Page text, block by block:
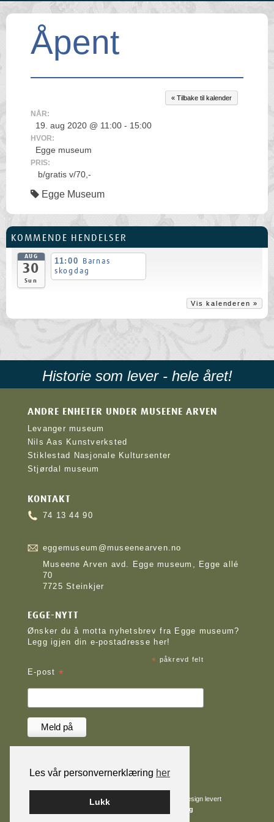
Les vår personvernerklæring her
Lukk
Åpent
« Tilbake til kalender
NÅR:
19. aug 2020 @ 11:00 - 15:00
HVOR:
Egge museum
PRIS:
b/gratis v/70,-
Egge Museum
KOMMENDE HENDELSER
AUG
30
Sun
11:00
Barnas
skogdag
Vis kalenderen »
Historie som lever - hele året!
ANDRE ENHETER UNDER MUSEENE ARVEN
Levanger museum
Nils Aas Kunstverksted
Stiklestad Nasjonale Kultursenter
Stjørdal museum
KONTAKT
74 13 44 90
eggemuseum@museenearven.no
Museene Arven avd. Egge museum, Egge allé
70
7725 Steinkjer
EGGE-NYTT
Ønsker du å motta nyhetsbrev fra Egge museum?
Legg igjen din e-postadresse her!
* påkrevd felt
E-post *
Nettløsningen er levert av
Design levert
Tilgjengelighetserklæring